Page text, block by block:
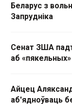
Беларус з
Запрудніка
Сенат ЗША
аб
Айцец
аб'ядноўваць